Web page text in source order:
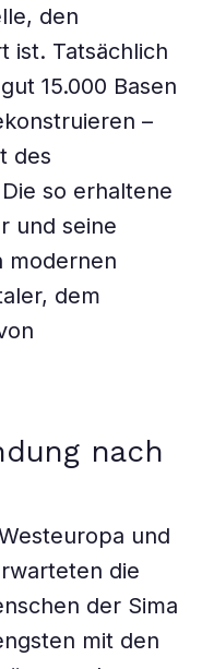
den
ist. Tatsächlich
15.000 Basen
–
des
so erhaltene
und seine
modernen
dem
nach
und
die
der Sima
mit den